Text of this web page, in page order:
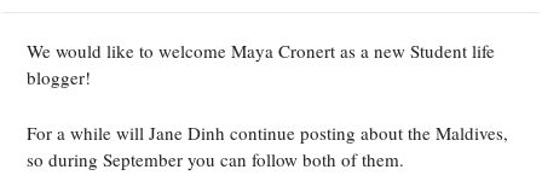
We would like to welcome Maya Cronert as a new Student life
blogger!
For a while will Jane Dinh continue posting about the Maldives,
so during September you can follow both of them.